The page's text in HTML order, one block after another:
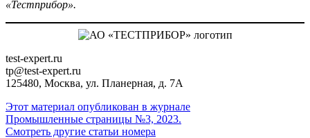
«Тестприбор».
test-expert.ru
tp@test-expert.ru
125480, Москва, ул. Планерная, д. 7А
Этот материал опубликован в журнале
Промышленные страницы №3, 2023.
Смотреть другие статьи номера